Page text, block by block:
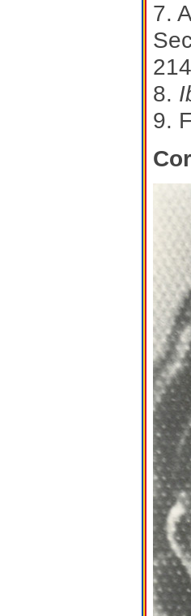
7.
8.
9.